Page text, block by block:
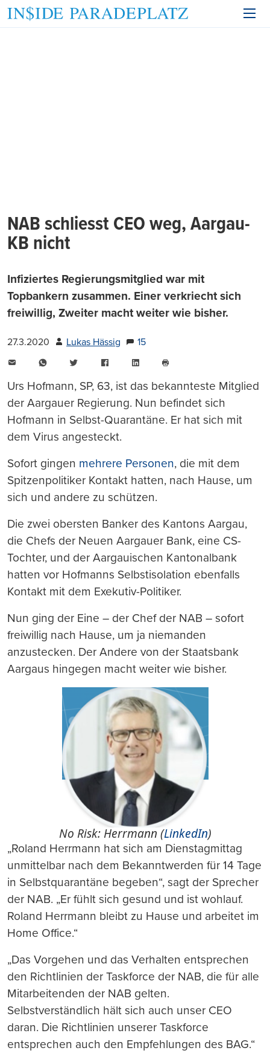
NAB schliesst CEO weg, Aargau-
KB nicht
Infiziertes Regierungsmitglied war mit
Topbankern zusammen. Einer verkriecht sich
freiwillig, Zweiter macht weiter wie bisher.
27.3.2020 Lukas Hässig
15
WhatsAppTwitter FacebookLinkedIn
drucken
Urs Hofmann, SP, 63, ist das bekannteste Mitglied
der Aargauer Regierung. Nun befindet sich
Hofmann in Selbst-Quarantäne. Er hat sich mit
dem Virus angesteckt.
Sofort gingen mehrere Personen, die mit dem
Spitzenpolitiker Kontakt hatten, nach Hause, um
sich und andere zu schützen.
Die zwei obersten Banker des Kantons Aargau,
die Chefs der Neuen Aargauer Bank, eine CS-
Tochter, und der Aargauischen Kantonalbank
hatten vor Hofmanns Selbstisolation ebenfalls
Kontakt mit dem Exekutiv-Politiker.
Nun ging der Eine – der Chef der NAB – sofort
freiwillig nach Hause, um ja niemanden
anzustecken. Der Andere von der Staatsbank
Aargaus hingegen macht weiter wie bisher.
No Risk: Herrmann (LinkedIn)
„Roland Herrmann hat sich am Dienstagmittag
unmittelbar nach dem Bekanntwerden für 14 Tage
in Selbstquarantäne begeben“, sagt der Sprecher
der NAB. „Er fühlt sich gesund und ist wohlauf.
Roland Herrmann bleibt zu Hause und arbeitet im
Home Office.“
„Das Vorgehen und das Verhalten entsprechen
den Richtlinien der Taskforce der NAB, die für alle
Mitarbeitenden der NAB gelten.
Selbstverständlich hält sich auch unser CEO
daran. Die Richtlinien unserer Taskforce
entsprechen auch den Empfehlungen des BAG.“